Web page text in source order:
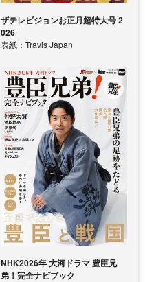
ザテレビジョンお正月超特大号 2
026
表紙：Travis Japan
NHK2026年 大河ドラマ 豊臣兄
弟！完全ナビブック